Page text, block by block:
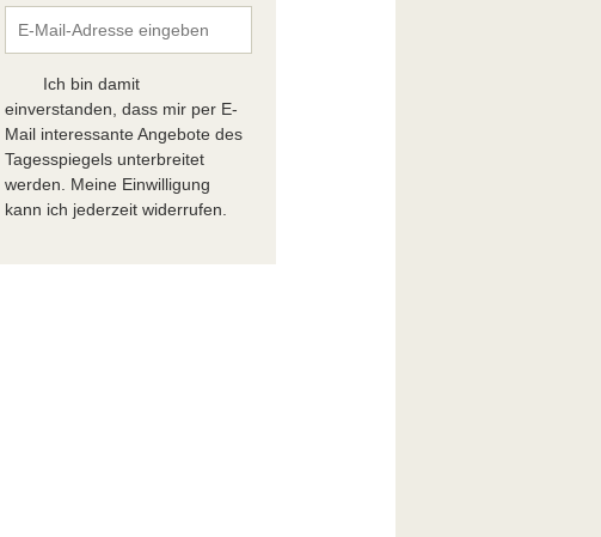
Ich bin damit
einverstanden, dass mir per E-
Mail interessante Angebote des
Tagesspiegels unterbreitet
werden. Meine Einwilligung
kann ich jederzeit widerrufen.